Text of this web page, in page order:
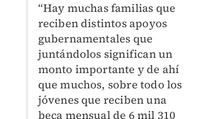
“Hay muchas familias que
reciben distintos apoyos
gubernamentales que
juntándolos significan un
monto importante y de ahí
que muchos, sobre todo los
jóvenes que reciben una
beca mensual de 6 mil 310